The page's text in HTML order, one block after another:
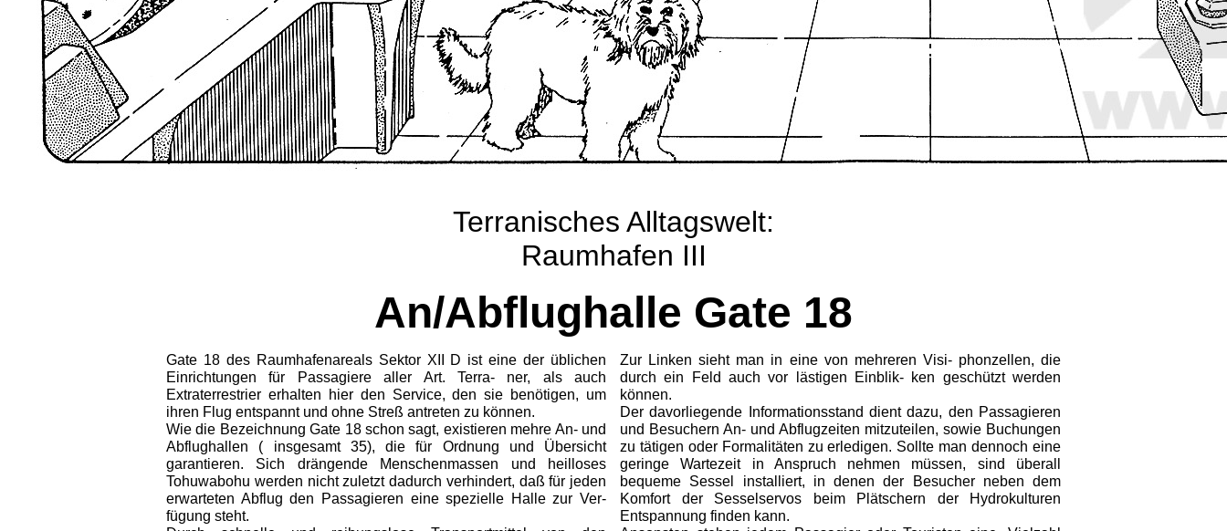
Terranisches Alltagswelt:
Raumhafen III
An/Abflughalle Gate 18
Gate 18 des Raumhafenareals Sektor XII D ist eine der üblichen
Einrichtungen für Passagiere aller Art. Terra- ner, als auch
Extraterrestrier erhalten hier den Service, den sie benötigen, um
ihren Flug entspannt und ohne Streß antreten zu können.
Wie die Bezeichnung Gate 18 schon sagt, existieren mehre An- und
Abflughallen ( insgesamt 35), die für Ordnung und Übersicht
garantieren. Sich drängende Menschenmassen und heilloses
Tohuwabohu werden nicht zuletzt dadurch verhindert, daß für jeden
erwarte­ten Abflug den Passagieren eine spezielle Halle zur Ver-
fügung steht.
Zur Linken sieht man in eine von mehreren Visi- phonzellen, die
durch ein Feld auch vor lästigen Einblik- ken geschützt werden
können.
Der davorliegende Informationsstand dient dazu, den Passagieren
und Besuchern An- und Abflugzeiten mit­zuteilen, sowie Buchungen
zu tätigen oder Formalitäten zu erledigen. Sollte man dennoch eine
geringe Wartezeit in Anspruch nehmen müssen, sind überall
bequeme Sessel installiert, in denen der Besucher neben dem
Komfort der Sesselservos beim Plätschern der Hydro­kulturen
Entspannung finden kann.